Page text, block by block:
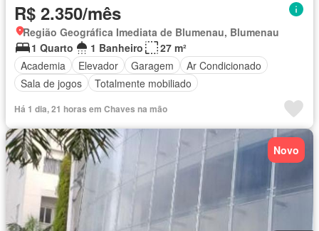
R$ 2.350/mês
Região Geográfica Imediata de Blumenau, Blumenau
1 Quarto
1 Banheiro
27 m²
Academia
Elevador Garagem
Ar Condicionado
Sala de jogos
Totalmente mobiliado
Há 1 dia, 21 horas em Chaves na mão
Novo